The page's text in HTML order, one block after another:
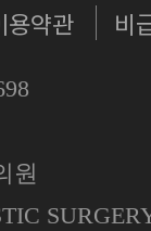
용약관 비
원